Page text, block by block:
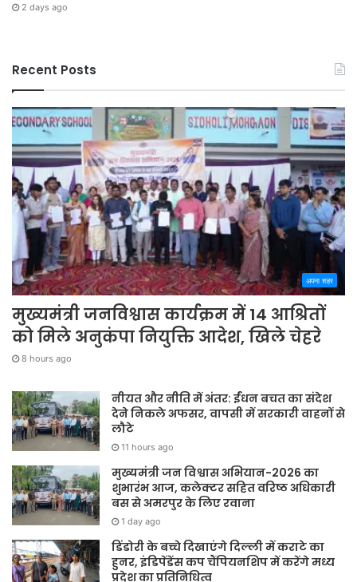
2 days ago
Recent Posts
अपना शहर
मुख्यमंत्री जनविश्वास कार्यक्रम में 14 आश्रितों
को मिले अनुकंपा नियुक्ति आदेश, खिले चेहरे
8 hours ago
नीयत और नीति में अंतर: ईंधन बचत का संदेश
देने निकले अफसर, वापसी में सरकारी वाहनों से
लौटे
11 hours ago
मुख्यमंत्री जन विश्वास अभियान-2026 का
शुभारंभ आज, कलेक्टर सहित वरिष्ठ अधिकारी
बस से अमरपुर के लिए रवाना
1 day ago
डिंडोरी के बच्चे दिखाएंगे दिल्ली में कराटे का
हुनर, इंडिपेंडेंस कप चैंपियनशिप में करेंगे मध्य
प्रदेश का प्रतिनिधित्व